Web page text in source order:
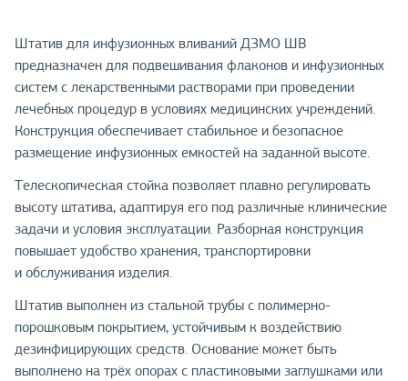
Штатив для инфузионных вливаний ДЗМО ШВ
предназначен для подвешивания флаконов и инфузионных
систем с лекарственными растворами при проведении
лечебных процедур в условиях медицинских учреждений.
Конструкция обеспечивает стабильное и безопасное
размещение инфузионных емкостей на заданной высоте.
Телескопическая стойка позволяет плавно регулировать
высоту штатива, адаптируя его под различные клинические
задачи и условия эксплуатации. Разборная конструкция
повышает удобство хранения, транспортировки
и обслуживания изделия.
Штатив выполнен из стальной трубы с полимерно-
порошковым покрытием, устойчивым к воздействию
дезинфицирующих средств. Основание может быть
выполнено на трёх опорах с пластиковыми заглушками или